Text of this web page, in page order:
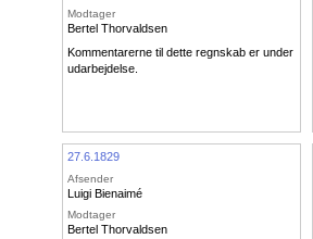
Modtager
Bertel Thorvaldsen
Kommentarerne til dette regnskab er under
udarbejdelse.
27.6.1829
Afsender
Luigi Bienaimé
Modtager
Bertel Thorvaldsen